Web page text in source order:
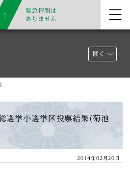
緊急情報は
ありません
開く
選挙小選挙区投票結果(菊池
2014年02月20日